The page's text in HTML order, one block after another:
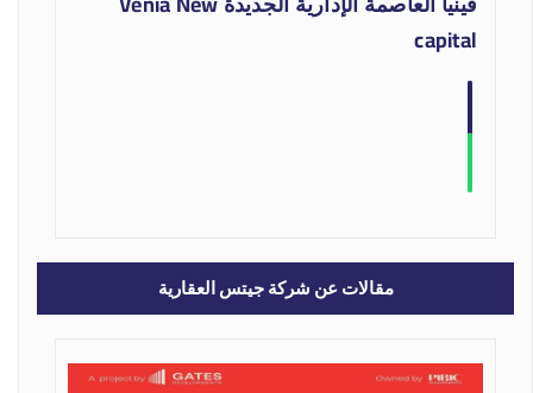
capital
مقالات عن شركة جيتس العقارية